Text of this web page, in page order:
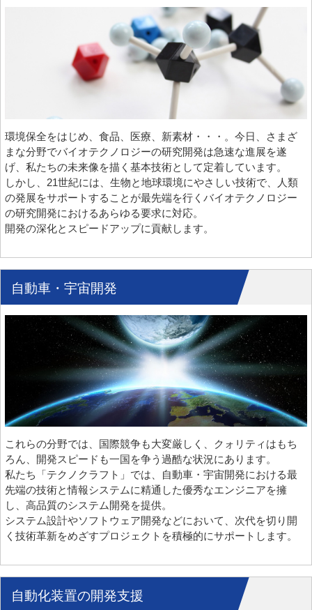
環境保全をはじめ、食品、医療、新素材・・・。今日、さまざ
まな分野でバイオテクノロジーの研究開発は急速な進展を遂
げ、私たちの未来像を描く基本技術として定着しています。
しかし、21世紀には、生物と地球環境にやさしい技術で、人類
の発展をサポートすることが最先端を行くバイオテクノロジー
の研究開発におけるあらゆる要求に対応。
開発の深化とスピードアップに貢献します。
自動車・宇宙開発
これらの分野では、国際競争も大変厳しく、クォリティはもち
ろん、開発スピードも一国を争う過酷な状況にあります。
私たち「テクノクラフト」では、自動車・宇宙開発における最
先端の技術と情報システムに精通した優秀なエンジニアを擁
し、高品質のシステム開発を提供。
システム設計やソフトウェア開発などにおいて、次代を切り開
く技術革新をめざすプロジェクトを積極的にサポートします。
自動化装置の開発支援